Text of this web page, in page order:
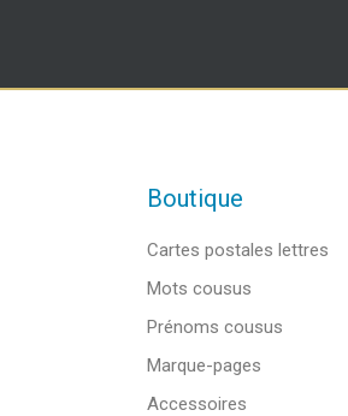
Boutique
Cartes postales lettres
Mots cousus
Prénoms cousus
Marque-pages
Accessoires